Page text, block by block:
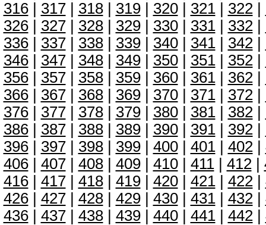
316| 317| 318| 319| 320| 321| 322|
326| 327| 328| 329| 330| 331| 332|
336| 337| 338| 339| 340| 341| 342|
346| 347| 348| 349| 350| 351| 352|
356| 357| 358| 359| 360| 361| 362|
366| 367| 368| 369| 370| 371| 372|
376| 377| 378| 379| 380| 381| 382|
386| 387| 388| 389| 390| 391| 392|
396| 397| 398| 399| 400| 401| 402|
406| 407| 408| 409| 410| 411| 412|
416| 417| 418| 419| 420| 421| 422|
426| 427| 428| 429| 430| 431| 432|
436| 437| 438| 439| 440| 441| 442|